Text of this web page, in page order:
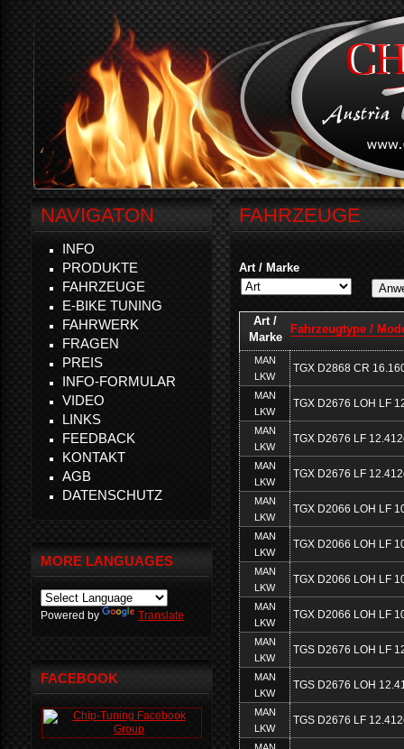
FAHRZEUGE
Art / Marke
Art /
Marke
Fahrzeugtype /
MAN
LKW
TGX D2868 CR
MAN
LKW
TGX D2676 LOH LF
MAN
LKW
TGX D2676 LF
MAN
LKW
TGX D2676 LF
MAN
LKW
TGX D2066 LOH LF
MAN
LKW
TGX D2066 LOH LF
MAN
LKW
TGX D2066 LOH LF
MAN
LKW
TGX D2066 LOH LF
MAN
LKW
TGS D2676 LOH LF
MAN
LKW
TGS D2676 LOH
MAN
LKW
TGS D2676 LF
MAN
NAVIGATON
INFO
PRODUKTE
FAHRZEUGE
E-BIKE TUNING
FAHRWERK
FRAGEN
PREIS
INFO-FORMULAR
VIDEO
LINKS
FEEDBACK
KONTAKT
AGB
DATENSCHUTZ
MORE LANGUAGES
Powered by Translate
FACEBOOK